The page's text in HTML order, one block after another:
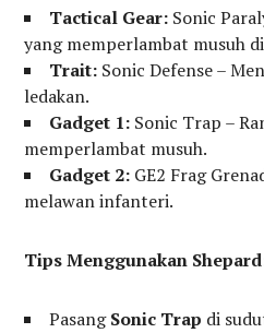
Tactical Gear: Sonic
yang memperlambat musuh
Trait: Sonic Defense –
ledakan.
Gadget 1: Sonic Trap –
memperlambat musuh.
Gadget 2: GE2 Frag
melawan infanteri.
Tips Menggunakan
PasangSonic Trap di